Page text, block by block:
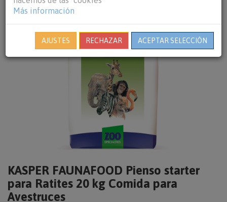
KASPER FAUNAFOOD Pienso starter
para Ratites 20 kg Comida para
Avestruces
Más información
AJUSTES RECHAZAR ACEPTAR SELECCIÓN